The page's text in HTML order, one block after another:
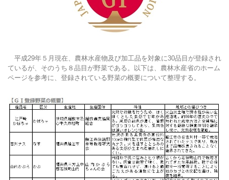
平成29年５月現在、農林水産物及び加工品を対象に30品目が登録され
ているが、そのうち８品目が野菜である。以下は、農林水産省のホーム
ページを参考に、登録されている野菜の概要について整理する。